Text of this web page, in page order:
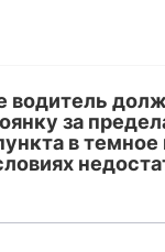
водитель
за
в